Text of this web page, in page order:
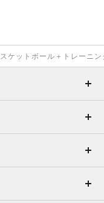
ケットボール＋トレーニン